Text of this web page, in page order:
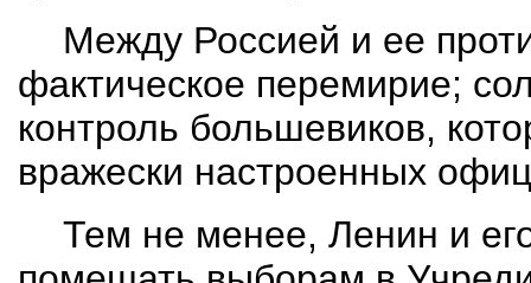
Между Россией и ее
фактическое перемирие;
контроль большевиков,
вражески настроенных
Тем не менее, Ленин и